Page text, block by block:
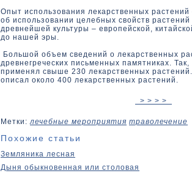
Опыт использования лекарственных
об использовании целебных свойств
древнейшей культуры – европейской,
до нашей эры.
Большой объем сведений о лекарственных
древнегреческих письменных памятниках.
применял свыше 230 лекарственных
описал около 400 лекарственных растений.
> > > >
Метки:лечебные мероприятия траволечение
Похожие статьи
Земляника лесная
Дыня обыкновенная или столовая